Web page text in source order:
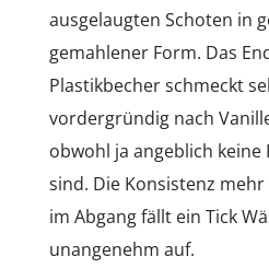
ausgelaugten Schoten in
gemahlener Form. Das
Plastikbecher schmeckt
vordergründig nach
obwohl ja angeblich
sind. Die Konsistenz
im Abgang fällt ein Tick
unangenehm auf.